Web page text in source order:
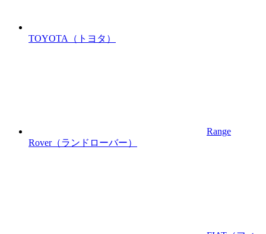
TOYOTA （トヨタ）
Range
Rover（ランドローバー）